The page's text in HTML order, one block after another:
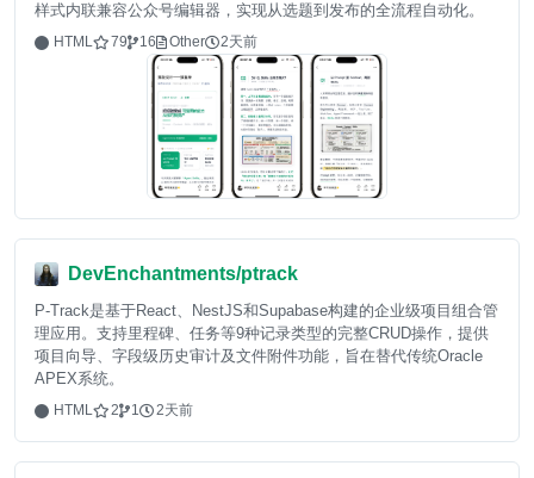
样式内联兼容公众号编辑器，实现从选题到发布的全流程自动化。
HTML 79 16 Other 2天前
DevEnchantments/ptrack
P-Track是基于React、NestJS和Supabase构建的企业级项目组合管
理应用。支持里程碑、任务等9种记录类型的完整CRUD操作，提供
项目向导、字段级历史审计及文件附件功能，旨在替代传统Oracle
APEX系统。
HTML 2 1 2天前